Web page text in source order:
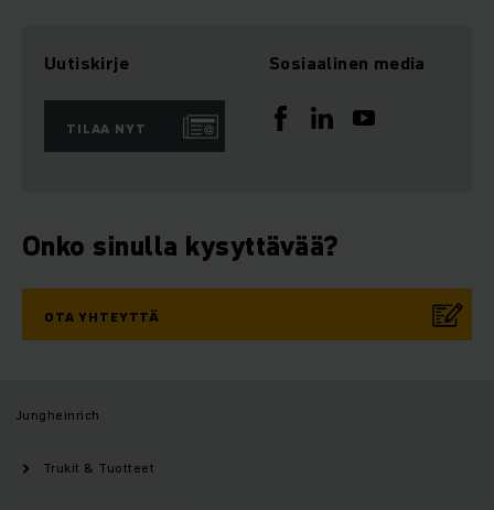
Uutiskirje
TILAA NYT
Sosiaalinen media
Onko sinulla kysyttävää?
OTA YHTEYTTÄ
Jungheinrich
Trukit & Tuotteet